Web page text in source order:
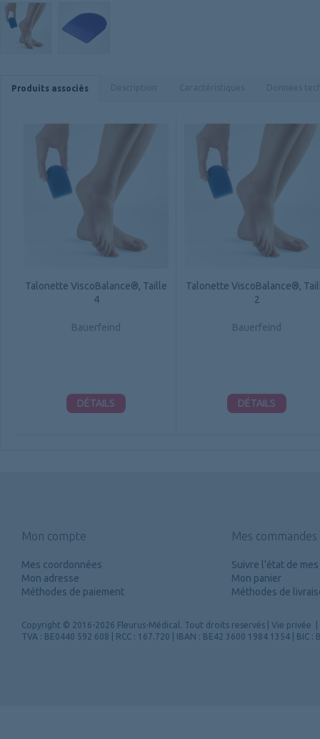
Produits associés
Talonette ViscoBalance®, Taille
4
Bauerfeind
DÉTAILS
Talonette ViscoBalance®,
2
Bauerfeind
DÉTAILS
Mon compte
Mes coordonnées
Mon adresse
Méthodes de paiement
Mes commandes
Suivre l'état de
Mon panier
Méthodes de
Copyright © 2016-2026 Fleurus-Médical. Tout droits reservés Vie privée
TVA : BE0440 592 608 | RCC : 167.720 | IBAN : BE42 3600 1984 1354 | BIC :